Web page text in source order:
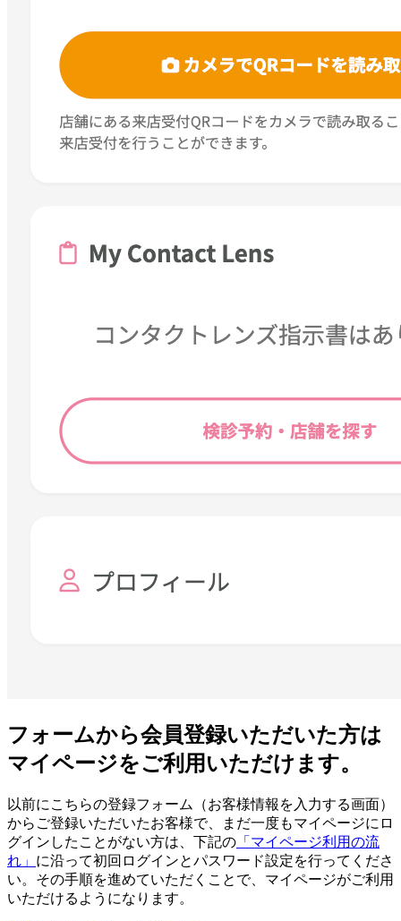
フォームから会員登録いただいた方は
マイページをご利用いただけます。
以前にこちらの登録フォーム（お客様情報を入力する画面）
からご登録いただいたお客様で、まだ一度もマイページにロ
グインしたことがない方は、下記の 「マイページ利用の流
れ」 に沿って初回ログインとパスワード設定を行ってくださ
い。その手順を進めていただくことで、マイページがご利用
いただけるようになります。